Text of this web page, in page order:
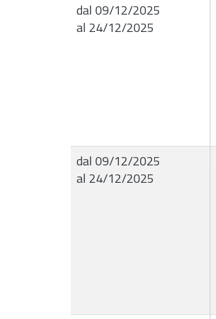
dal 09/12/2025
al 24/12/2025
dal 09/12/2025
al 24/12/2025